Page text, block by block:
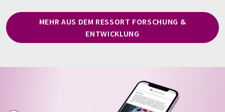
MEHR AUS DEM RESSORT FORSCHUNG &
ENTWICKLUNG